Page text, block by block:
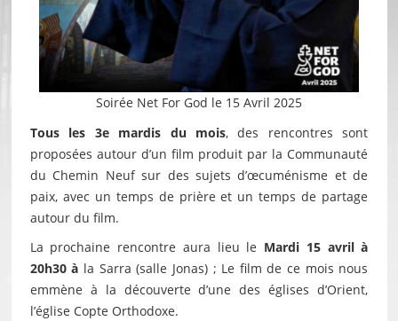
Soirée Net For God le 15 Avril 2025
Tous les 3e mardis du mois, des rencontres sont
proposées autour d’un film produit par la Communauté
du Chemin Neuf sur des sujets d’œcuménisme et de
paix, avec un temps de prière et un temps de partage
autour du film.
La prochaine rencontre aura lieu le Mardi 15 avrilà
20h30 à la Sarra (salle Jonas) ; Le film de ce mois nous
emmène à la découverte d’une des églises d’Orient,
l’église Copte Orthodoxe.